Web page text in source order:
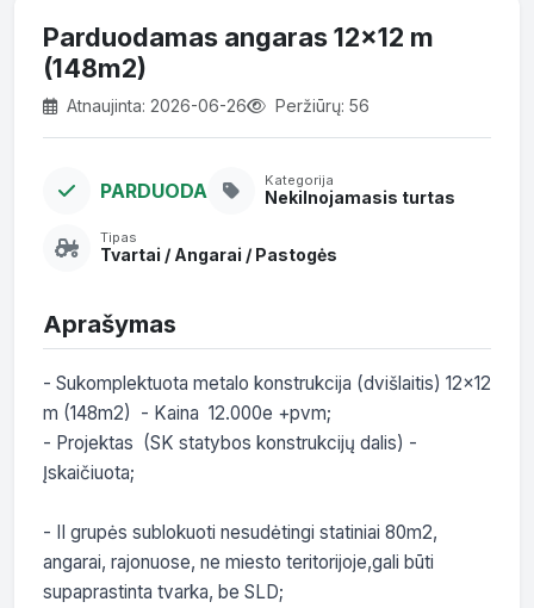
Parduodamas angaras 12x12 m
(148m2)
Atnaujinta: 2026-06-26 Peržiūrų: 56
PARDUODA Kategorija
Nekilnojamasis turtas
Tipas
Tvartai / Angarai / Pastogės
Aprašymas
- Sukomplektuota metalo konstrukcija (dvišlaitis) 12x12
m (148m2)  - Kaina  12.000e +pvm;
- Projektas  (SK statybos konstrukcijų dalis) -
Įskaičiuota;
- II grupės sublokuoti nesudėtingi statiniai 80m2,
angarai, rajonuose, ne miesto teritorijoje,gali būti
supaprastinta tvarka, be SLD;